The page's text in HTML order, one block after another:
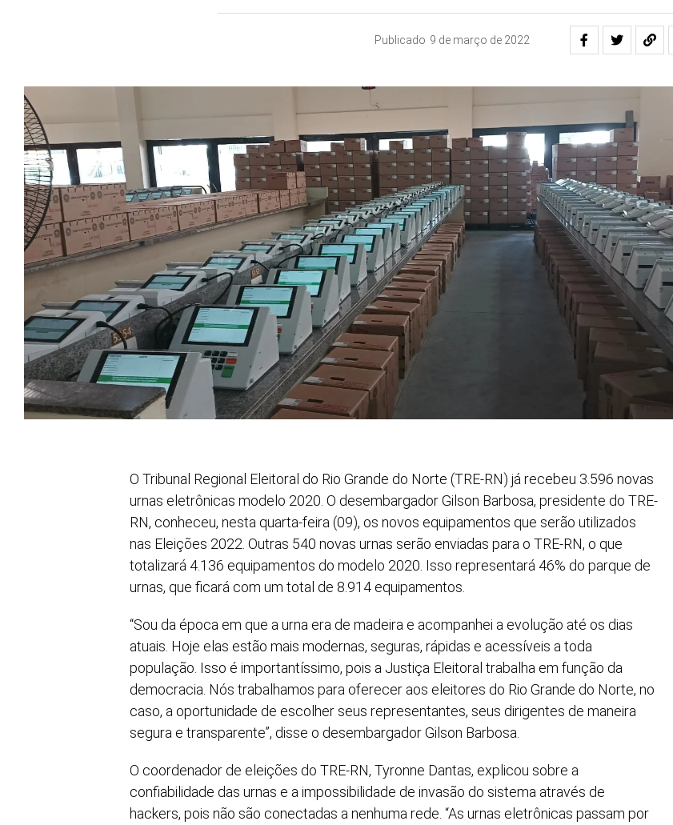
Publicado 9 de março de 2022
O Tribunal Regional Eleitoral do Rio Grande do Norte (TRE-RN) já recebeu 3.596 novas
urnas eletrônicas modelo 2020. O desembargador Gilson Barbosa, presidente do TRE-
RN, conheceu, nesta quarta-feira (09), os novos equipamentos que serão utilizados
nas Eleições 2022. Outras 540 novas urnas serão enviadas para o TRE-RN, o que
totalizará 4.136 equipamentos do modelo 2020. Isso representará 46% do parque de
urnas, que ficará com um total de 8.914 equipamentos.
“Sou da época em que a urna era de madeira e acompanhei a evolução até os dias
atuais. Hoje elas estão mais modernas, seguras, rápidas e acessíveis a toda
população. Isso é importantíssimo, pois a Justiça Eleitoral trabalha em função da
democracia. Nós trabalhamos para oferecer aos eleitores do Rio Grande do Norte, no
caso, a oportunidade de escolher seus representantes, seus dirigentes de maneira
segura e transparente”, disse o desembargador Gilson Barbosa.
O coordenador de eleições do TRE-RN, Tyronne Dantas, explicou sobre a
confiabilidade das urnas e a impossibilidade de invasão do sistema através de
hackers, pois não são conectadas a nenhuma rede. “As urnas eletrônicas passam por